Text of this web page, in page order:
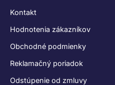
Kontakt
Hodnotenia zákazníkov
Obchodné podmienky
Reklamačný poriadok
Odstúpenie od zmluvy